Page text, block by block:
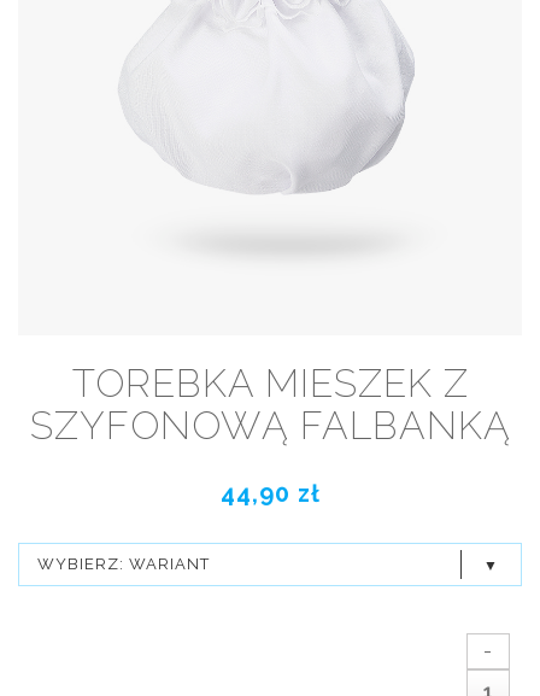
TOREBKA MIESZEK Z
SZYFONOWĄ FALBANKĄ
44,90 zł
WYBIERZ: WARIANT
-